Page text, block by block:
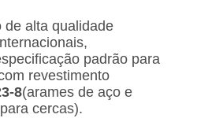
de alta qualidade
padrão para
revestimento
8(arames de aço e
cercas).